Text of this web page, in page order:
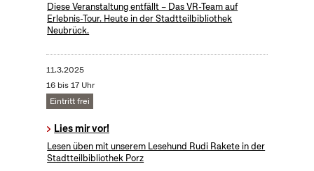
Diese Veranstaltung entfällt – Das VR-Team auf
Erlebnis-Tour. Heute in der Stadtteilbibliothek
Neubrück.
11.3.2025
16 bis 17 Uhr
Eintritt frei
Lies mir vor!
Lesen üben mit unserem Lesehund Rudi Rakete in der
Stadtteilbibliothek Porz